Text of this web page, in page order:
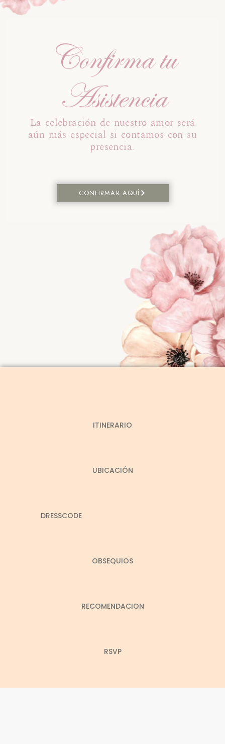
Confirma tu
Asistencia
La celebración de nuestro amor será
aún más especial si contamos con su
presencia.
CONFIRMAR AQUÍ
ITINERARIO
UBICACIÓN
DRESSCODE
OBSEQUIOS
RECOMENDACION
RSVP